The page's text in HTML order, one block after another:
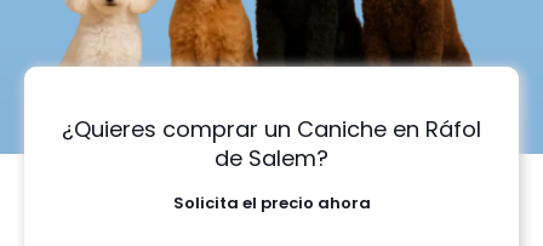
¿Quieres comprar un Caniche en Ráfol
de Salem?
Solicita el precio ahora